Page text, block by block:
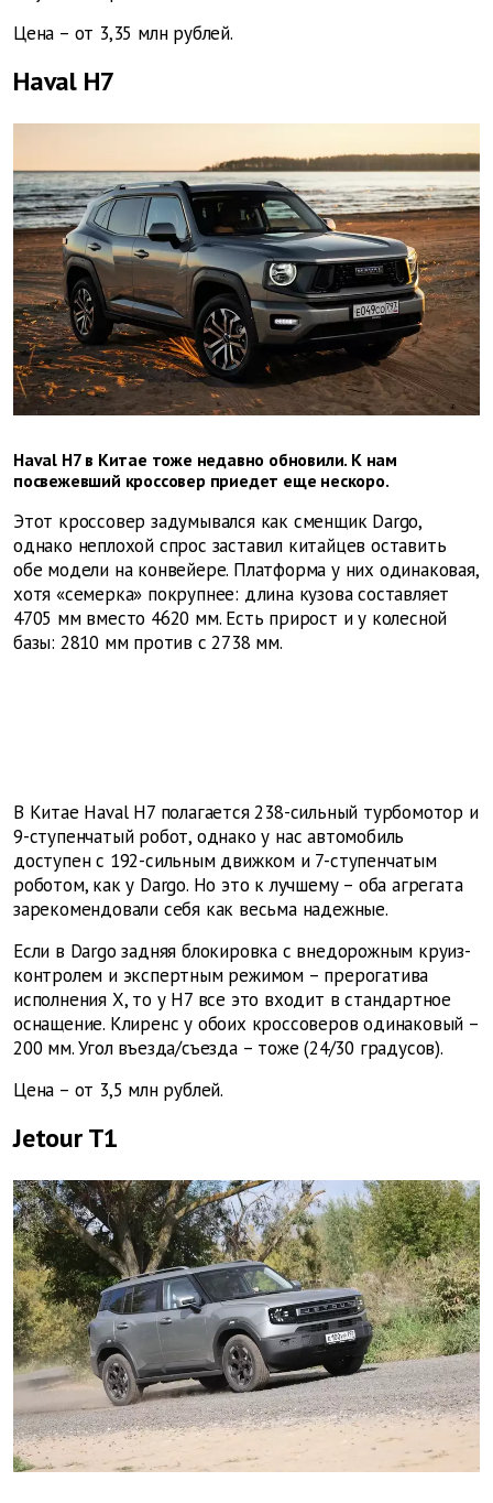
Цена – от 3,35 млн рублей.
Haval H7
Haval Н7 в Китае тоже недавно обновили. К нам
посвежевший кроссовер приедет еще нескоро.
Этот кроссовер задумывался как сменщик Dargo,
однако неплохой спрос заставил китайцев оставить
обе модели на конвейере. Платформа у них одинаковая,
хотя «семерка» покрупнее: длина кузова составляет
4705 мм вместо 4620 мм. Есть прирост и у колесной
базы: 2810 мм против с 2738 мм.
В Китае Haval Н7 полагается 238-сильный турбомотор и
9-ступенчатый робот, однако у нас автомобиль
доступен с 192-сильным движком и 7-ступенчатым
роботом, как у Dargo. Но это к лучшему – оба агрегата
зарекомендовали себя как весьма надежные.
Если в Dargo задняя блокировка с внедорожным круиз-
контролем и экспертным режимом – прерогатива
исполнения Х, то у Н7 все это входит в стандартное
оснащение. Клиренс у обоих кроссоверов одинаковый –
200 мм. Угол въезда/съезда – тоже (24/30 градусов).
Цена – от 3,5 млн рублей.
Jetour T1